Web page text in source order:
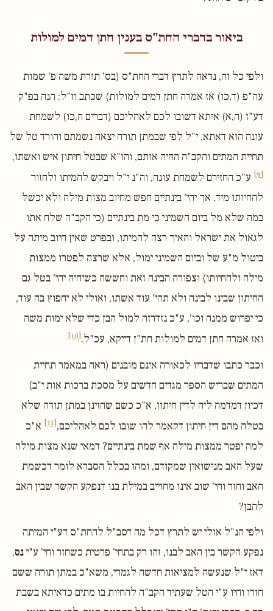
ביאור בדברי החת"ס בענין חתן דמים למולות
ולפי כל זה, נראה לתרץ דברי החת"ס (בס' תורת משה פ' שמות
עה"פ (ד,כו) אז אמרה חתן דמים למולות) שכתב וז"ל: הנה בפ"ק
דע"ז (ה,א) איתא דשובו לכם לאהליכם (דברים ה,כו) לשמחת
עונה הוא דאתא, י"ל לפי שבמתן תורה יצאה נשמתם והורד טל של
תחיית המתים והקב"ה החיה אותם, והו"א שבטל חיתון איש ואשתו,
[9]
ע"כ החזירם לשמחת עונה, וה"נ י"ל ויבקש להמיתו ולחזור
להחיותו מיד, אך יהי' בינתיים חפש מחיוב מצות מילה ולא יכשל
במה שלא מל ביום השמיני כי מת בינתיים (כי הקב"ה שלח אתו
לגאול את ישראל והאיך רצה להמיתו, ובפרט שאין חיוב מיתה על
ביטול מ"ע של וביום השמיני ימול, אלא שרצה לפטרו ממצות
מילה ולהחיותו) וצפורה הבינה זאת וחששה כשיחיה יהי' בטל גם
החיתון שבינו לבינה ולא תהי' עוד אשתו, ואולי לא יחפוץ בה עוד,
כי יפרוש ממנה וכו', ע"כ נזדרזה למול הבן כדי שלא ימות משה
ואז אמרה חתן דמים למולות חת"ן דייקא, עכ"ל.[10]
וכבר כתבו שדבריו לכאורה אינם מובנים (ראה במאמר תחיית
המתים שבריש הספר מגדים חדשים על מסכת ברכות אות י"ב)
דכיון דמדמה ליה לדין חיתון, א"כ כשם שחזינן במתן תורה שלא
בטלה מהם דין חיתון דקאמר להו שובו לכם לאהליכם,[11]
א"כ
למה יפטר ממצות מילה אף שמת בינתיים? דמאי שנא מצות מילה
שעל האב מנישואין שמקודם, ומהו בכלל הסברא לומר דכשמת
האב וחזר וחי' שוב אינו מחוייב במילת בנו דנפקע הקשר שבין האב
להבן?
ולפי הנ"ל אולי יש לתרץ דכל מה דסב"ל להחת"ס דע"י המיתה
נפקע הקשר בין האב לבנו, זהו רק בתחי' פרטית כשחזר וחי' ע"ינס,
דאז י"ל שנעשה למציאות חדשה לגמרי, משא"כ במתן תורה ששם
חזרו וחיו ע"י הטל שעתיד הקב"ה להחיות בו מתים כדאיתא בשבת